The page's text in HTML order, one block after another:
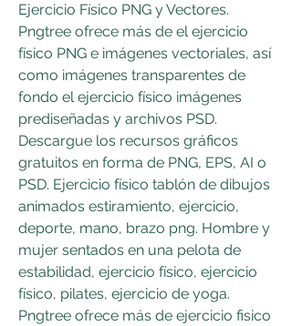
Ejercicio Físico PNG y Vectores.
Pngtree ofrece más de el ejercicio
físico PNG e imágenes vectoriales, así
como imágenes transparentes de
fondo el ejercicio físico imágenes
prediseñadas y archivos PSD.
Descargue los recursos gráficos
gratuitos en forma de PNG, EPS, AI o
PSD. Ejercicio físico tablón de dibujos
animados estiramiento, ejercicio,
deporte, mano, brazo png. Hombre y
mujer sentados en una pelota de
estabilidad, ejercicio físico, ejercicio
físico, pilates, ejercicio de yoga.
Pngtree ofrece más de ejercicio fisico